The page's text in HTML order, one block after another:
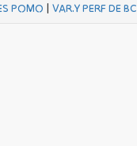
POMO | VAR.Y PERF DE